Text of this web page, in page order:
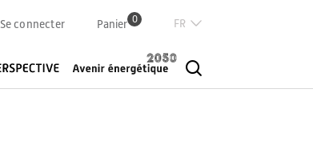
Se connecter Panier 0